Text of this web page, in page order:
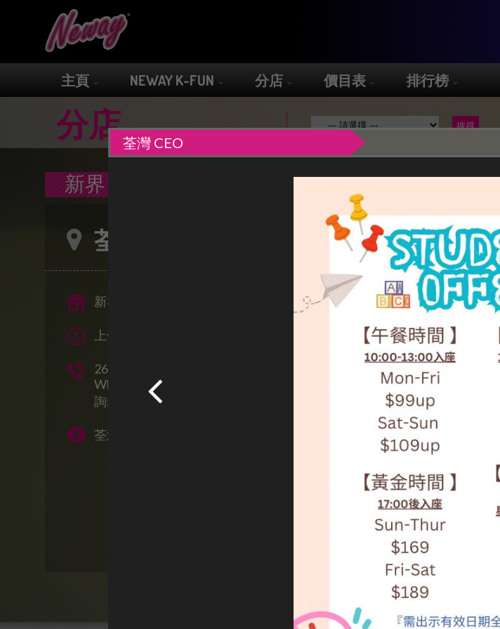
主頁 NEWAY K-FUN 分店 價目表 排行榜
分店
新界
荃灣 CEO
新界荃灣眾安街55號大鴻輝(荃灣)中心13及15樓(前英皇娛樂廣場)
上午10:00 - 凌晨05:30
26120171
WhatsApp訊息預約及查
詢:52866483
荃灣港鐵站B出口
荃灣 CEO